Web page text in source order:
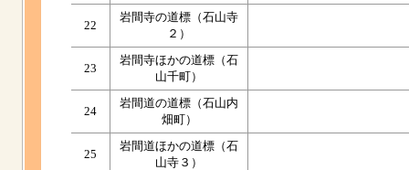
22
岩間寺の道標（石山寺
２）
23
岩間寺ほかの道標（石
山千町）
24
岩間道の道標（石山内
畑町）
25
岩間道ほかの道標（石
山寺３）